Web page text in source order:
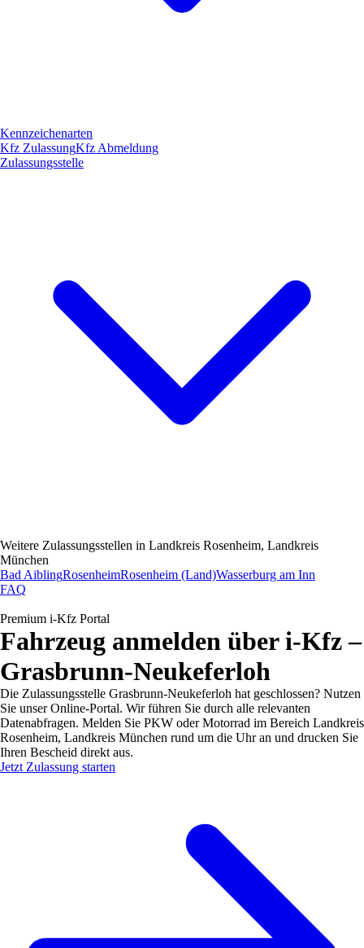
Kennzeichenarten
Kfz ZulassungKfz Abmeldung
Zulassungsstelle
Weitere Zulassungsstellen in Landkreis Rosenheim, Landkreis
München
Bad AiblingRosenheimRosenheim (Land)Wasserburg am Inn
FAQ
Premium i-Kfz Portal
Fahrzeug anmelden über i-Kfz –
Grasbrunn-Neukeferloh
Die Zulassungsstelle Grasbrunn-Neukeferloh hat geschlossen? Nutzen
Sie unser Online-Portal. Wir führen Sie durch alle relevanten
Datenabfragen. Melden Sie PKW oder Motorrad im Bereich Landkreis
Rosenheim, Landkreis München rund um die Uhr an und drucken Sie
Ihren Bescheid direkt aus.
Jetzt Zulassung starten